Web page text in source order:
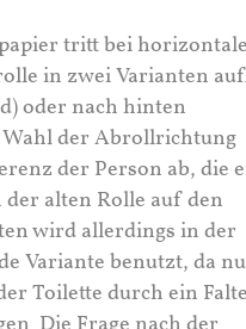
tritt bei
in zwei Varianten
oder nach hinten
der Abrollrichtung
der Person ab, die
alten Rolle auf den
wird allerdings in der
Variante benutzt, da
Toilette durch ein